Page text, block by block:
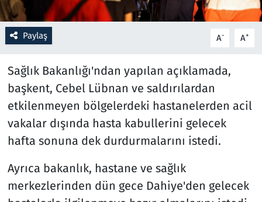
Paylaş A- A+
Sağlık Bakanlığı'ndan yapılan açıklamada,
başkent, Cebel Lübnan ve saldırılardan
etkilenmeyen bölgelerdeki hastanelerden acil
vakalar dışında hasta kabullerini gelecek
hafta sonuna dek durdurmalarını istedi.
Ayrıca bakanlık, hastane ve sağlık
merkezlerinden dün gece Dahiye'den gelecek
Savunma Sanayi
Seçim 2023
Spor
Teknoloji ve Bilim
Televizyon